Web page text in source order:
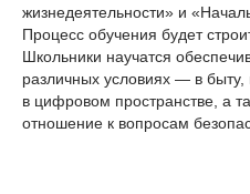
жизнедеятельности» и
Процесс обучения будет
Школьники научатся
различных условиях — в быту,
в цифровом пространстве, а
отношение к вопросам